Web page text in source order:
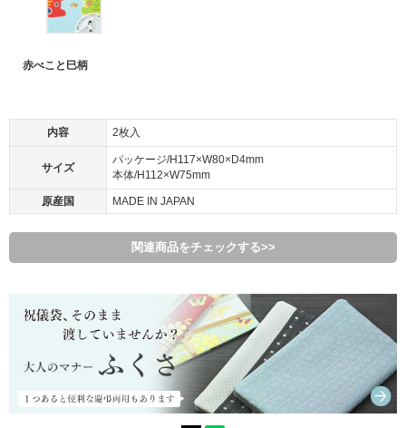
赤べこと巳柄
内容 2枚入
サイズ
パッケージ/H117×W80×D4mm
本体/H112×W75mm
原産国 MADE IN JAPAN
関連商品をチェックする>>